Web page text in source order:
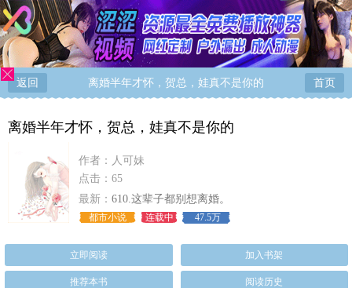
返回 离婚半年才怀，贺总，娃真不是你的 首页
离婚半年才怀，贺总，娃真不是你的
作者： 人可妹
点击：65
最新： 610.这辈子都别想离婚。
都市小说 连载中 47.5万
立即阅读 加入书架
推荐本书 阅读历史